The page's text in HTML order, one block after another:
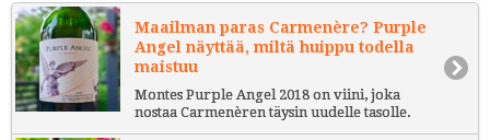
Maailman paras Carmenère? Purple
Angel näyttää, miltä huippu todella
maistuu
Montes Purple Angel 2018 on viini, joka
nostaa Carmenèren täysin uudelle tasolle.